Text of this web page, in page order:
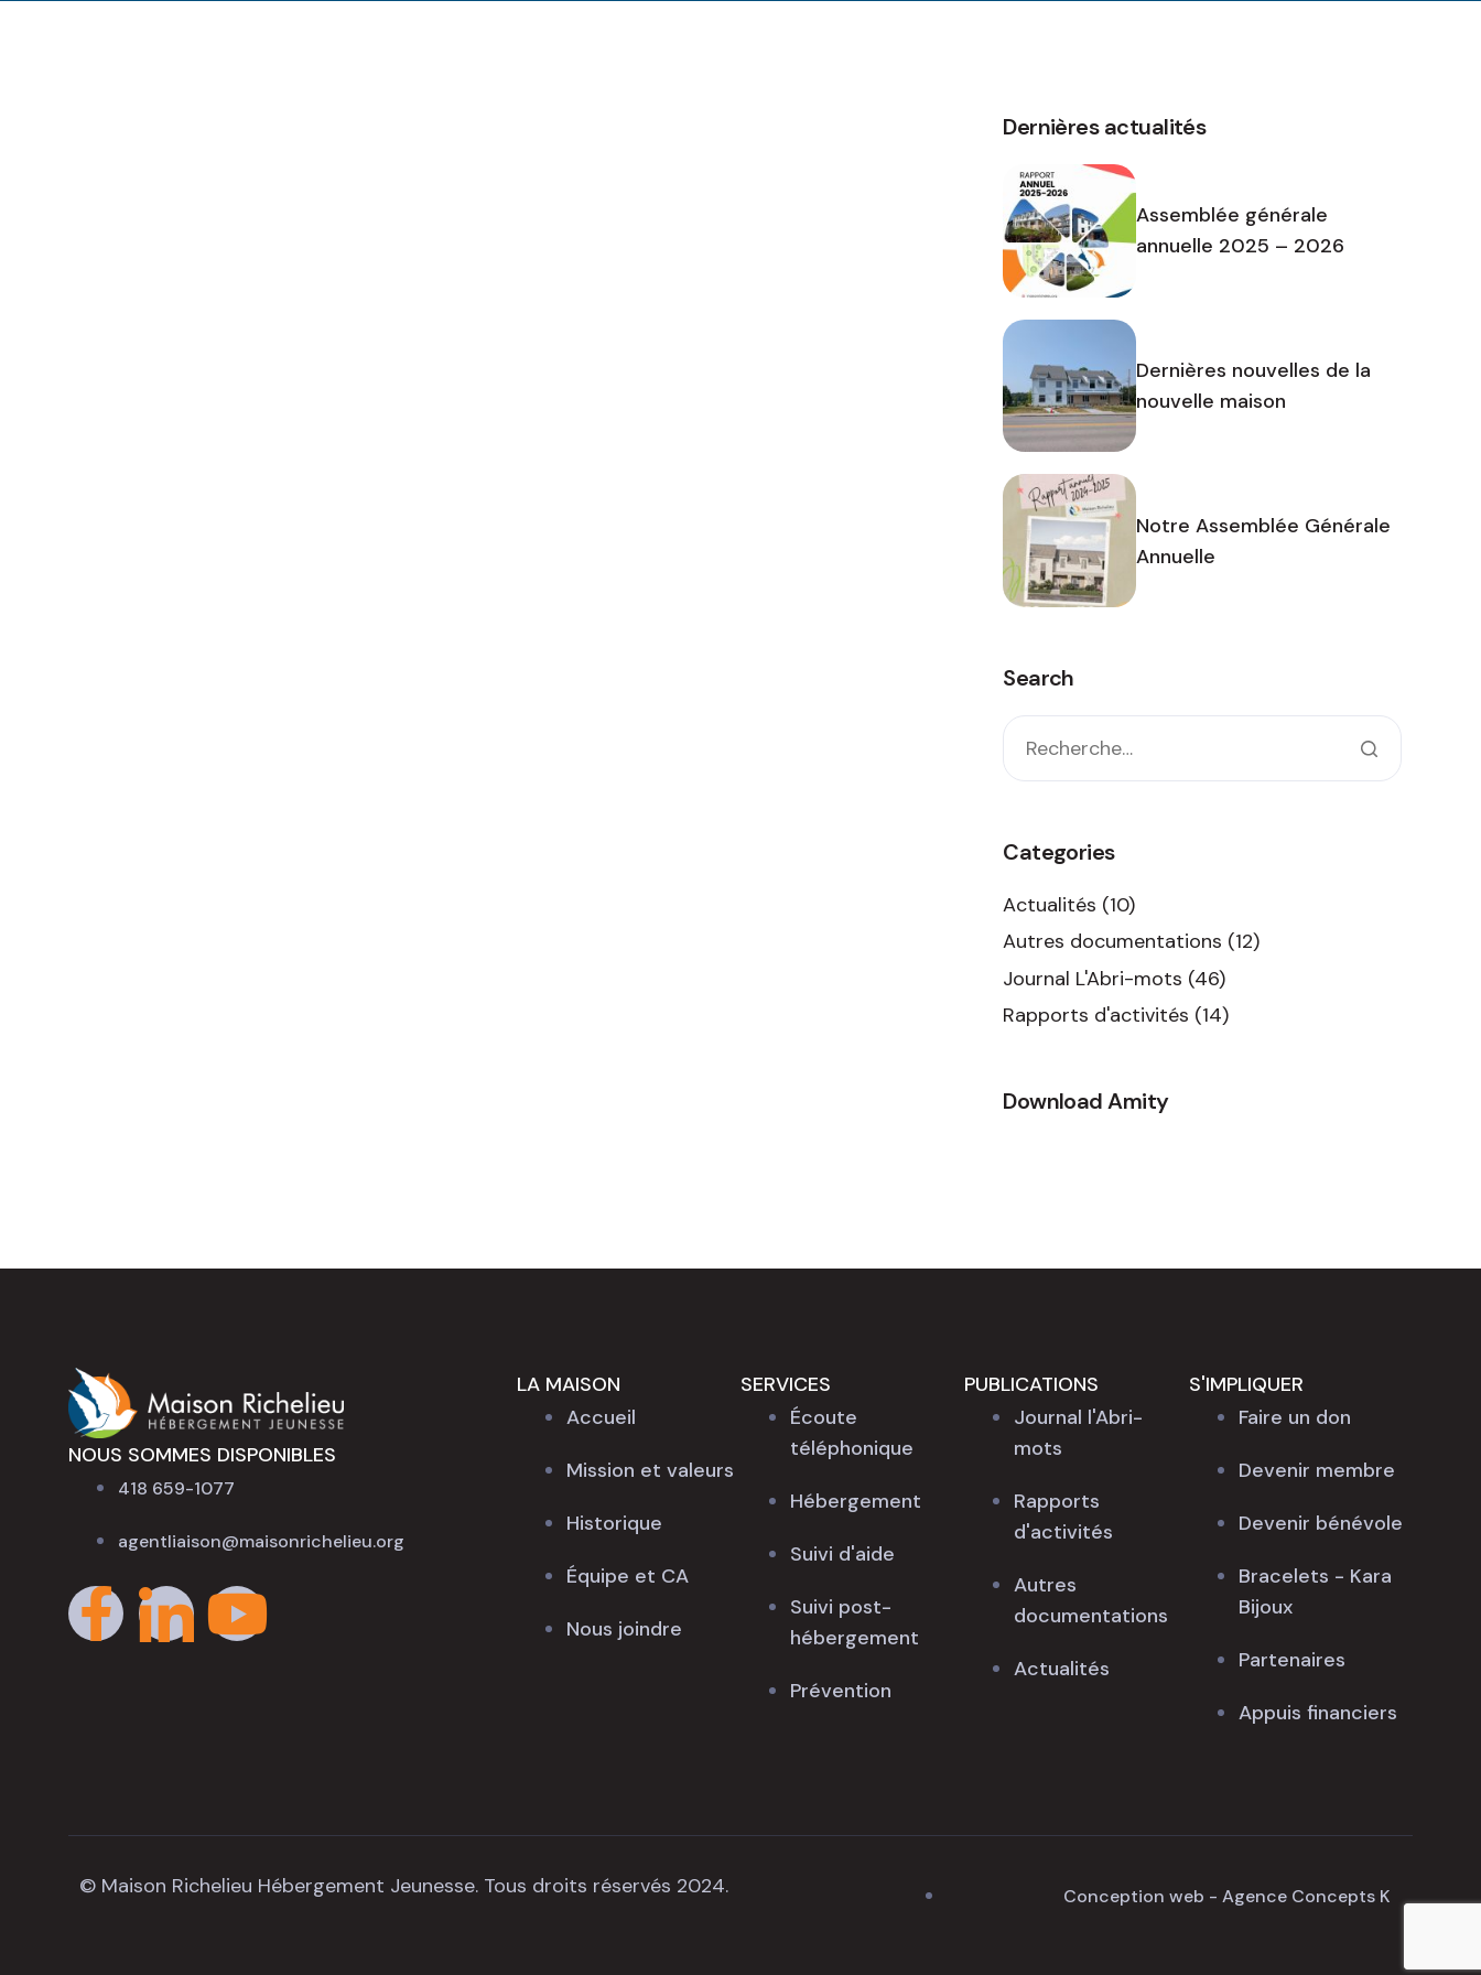
Dernières actualités
Assemblée générale
annuelle 2025 – 2026
Dernières nouvelles de la
nouvelle maison
Notre Assemblée Générale
Annuelle
Search
Categories
Actualités (10)
Autres documentations (12)
Journal L'Abri-mots (46)
Rapports d'activités (14)
Download Amity
NOUS SOMMES DISPONIBLES
418 659-1077
agentliaison@maisonrichelieu.org
LA MAISON
Accueil
Mission et valeurs
Historique
Équipe et CA
Nous joindre
SERVICES
Écoute
téléphonique
Hébergement
Suivi d'aide
Suivi post-
hébergement
Prévention
PUBLICATIONS
Journal l'Abri-
mots
Rapports
d'activités
Autres
documentations
Actualités
S'IMPLIQUER
Faire un don
Devenir membre
Devenir bénévole
Bracelets - Kara
Bijoux
Partenaires
Appuis financiers
© Maison Richelieu Hébergement Jeunesse. Tous droits réservés 2024. Conception web - Agence Concepts K